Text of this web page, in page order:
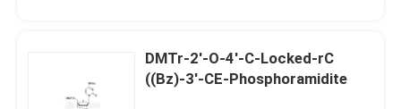
गुणवत्ता नियंत्रण
DMTr-2'-O-4'-C-Locked-rC
((Bz)-3'-CE-Phosphoramidite